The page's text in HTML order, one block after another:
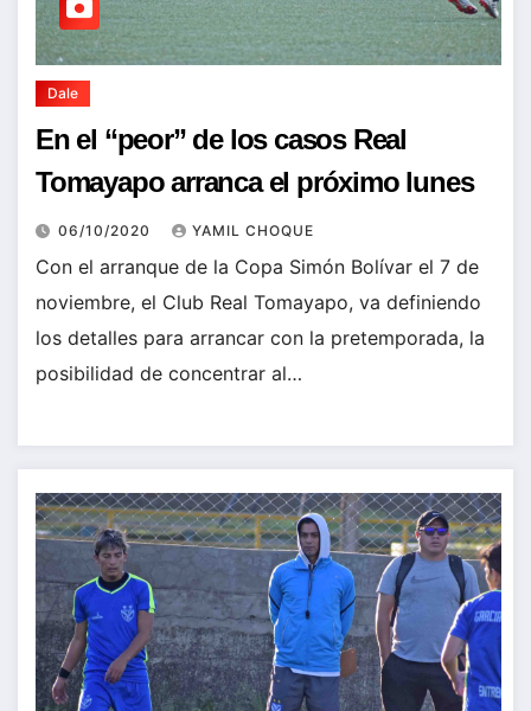
Dale
En el “peor” de los casos Real
Tomayapo arranca el próximo lunes
06/10/2020 YAMIL CHOQUE
Con el arranque de la Copa Simón Bolívar el 7 de
noviembre, el Club Real Tomayapo, va definiendo
los detalles para arrancar con la pretemporada, la
posibilidad de concentrar al…